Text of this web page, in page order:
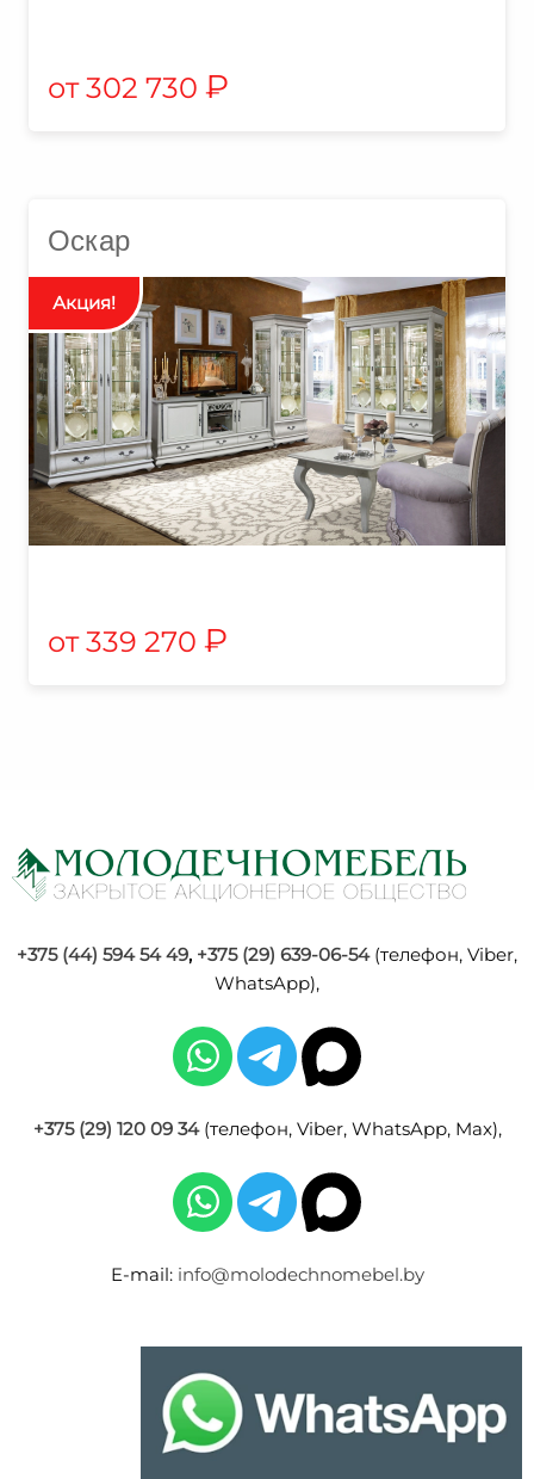
302 730 ₽
Оскар
339 270 ₽
+375 (44) 594 54 49, +375 (29) 639-06-54(телефон, Viber,
WhatsApp),
+375 (29) 120 09 34(телефон, Viber, WhatsApp, Max),
E-mail: info@molodechnomebel.by